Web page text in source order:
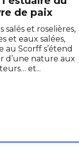
de paix
salés et roselières,
et eaux salées,
au Scorff s’étend
d’une nature aux
et...